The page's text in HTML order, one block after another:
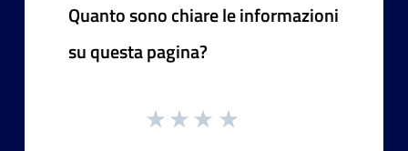
Quanto sono chiare le informazioni
su questa pagina?